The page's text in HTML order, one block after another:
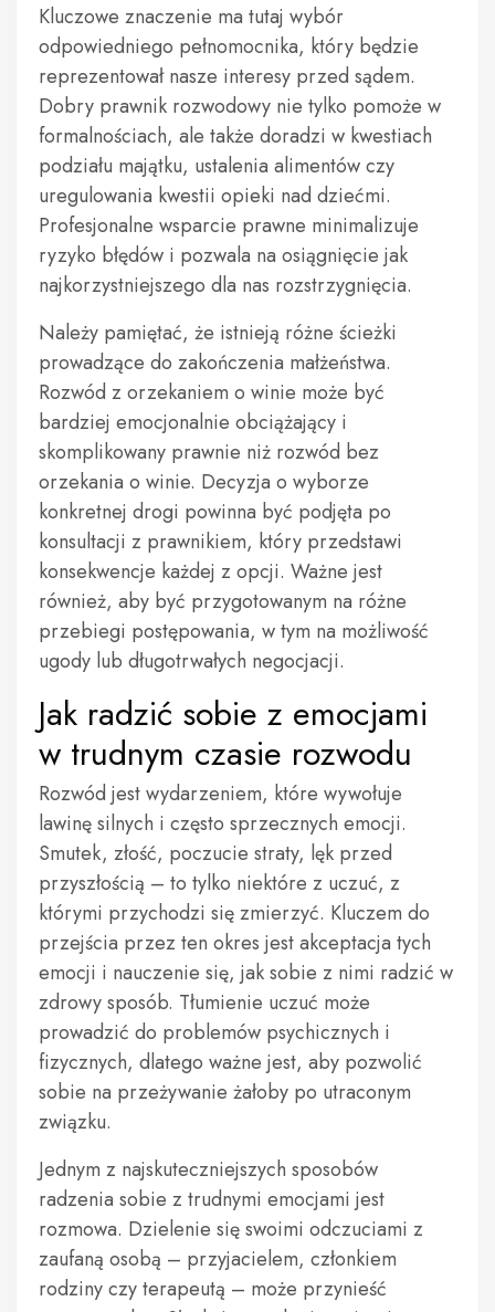
Kluczowe znaczenie ma tutaj wybór
odpowiedniego pełnomocnika, który będzie
reprezentował nasze interesy przed sądem.
Dobry prawnik rozwodowy nie tylko pomoże w
formalnościach, ale także doradzi w kwestiach
podziału majątku, ustalenia alimentów czy
uregulowania kwestii opieki nad dziećmi.
Profesjonalne wsparcie prawne minimalizuje
ryzyko błędów i pozwala na osiągnięcie jak
najkorzystniejszego dla nas rozstrzygnięcia.
Należy pamiętać, że istnieją różne ścieżki
prowadzące do zakończenia małżeństwa.
Rozwód z orzekaniem o winie może być
bardziej emocjonalnie obciążający i
skomplikowany prawnie niż rozwód bez
orzekania o winie. Decyzja o wyborze
konkretnej drogi powinna być podjęta po
konsultacji z prawnikiem, który przedstawi
konsekwencje każdej z opcji. Ważne jest
również, aby być przygotowanym na różne
przebiegi postępowania, w tym na możliwość
ugody lub długotrwałych negocjacji.
Jak radzić sobie z emocjami
w trudnym czasie rozwodu
Rozwód jest wydarzeniem, które wywołuje
lawinę silnych i często sprzecznych emocji.
Smutek, złość, poczucie straty, lęk przed
przyszłością – to tylko niektóre z uczuć, z
którymi przychodzi się zmierzyć. Kluczem do
przejścia przez ten okres jest akceptacja tych
emocji i nauczenie się, jak sobie z nimi radzić w
zdrowy sposób. Tłumienie uczuć może
prowadzić do problemów psychicznych i
fizycznych, dlatego ważne jest, aby pozwolić
sobie na przeżywanie żałoby po utraconym
związku.
Jednym z najskuteczniejszych sposobów
radzenia sobie z trudnymi emocjami jest
rozmowa. Dzielenie się swoimi odczuciami z
zaufaną osobą – przyjacielem, członkiem
rodziny czy terapeutą – może przynieść